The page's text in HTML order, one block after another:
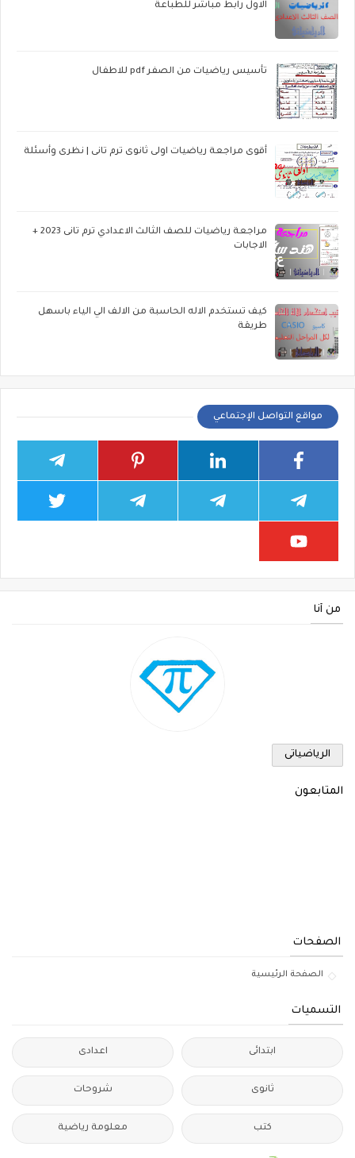
الاول رابط مباشر للطباعة
تأسيس رياضيات من الصفر pdf للاطفال
أقوى مراجعة رياضيات اولى ثانوى ترم تانى | نظرى وأسئلة
مراجعة رياضيات للصف الثالث الاعدادي ترم تانى 2023 +
الاجابات
كيف تستخدم الاله الحاسبة من الالف الي الياء باسهل
طريقة
مواقع التواصل الإجتماعي
من أنا
الرياضياتى
المتابعون
الصفحات
الصفحة الرئيسية
التسميات
ابتدائى اعدادى
ثانوى شروحات
كتب معلومة رياضية